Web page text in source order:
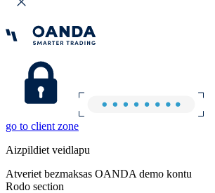
go to client zone
Aizpildiet veidlapu
Atveriet bezmaksas OANDA demo kontu
Rodo section